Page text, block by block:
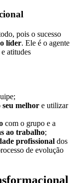
pois o sucesso
líder. Ele é o agente
atitudes
melhor e utilizar
com o grupo e a
ao trabalho;
profissional dos
de evolução